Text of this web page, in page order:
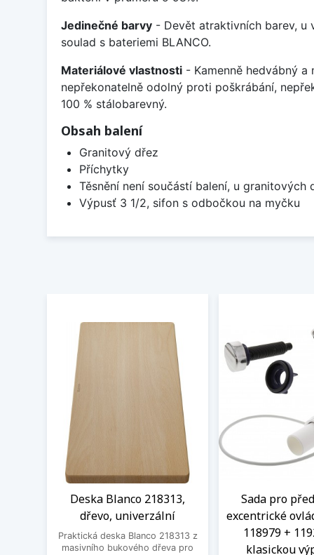
Jedinečné barvy - Devět atraktivních barev, u
soulad s bateriemi BLANCO.
Materiálové vlastnosti - Kamenně hedvábný
nepřekonatelně odolný proti poškrábání,
100 % stálobarevný.
Obsah balení
Granitový dřez
Příchytky
Těsnění není součástí balení, u
Výpusť 3 1/2, sifon s odbočkou na myčku
Deska Blanco 218313,
dřevo, univerzální
Praktická deska Blanco 218313 z
masivního bukového dřeva pro
Sada pro
excentrické
118979 +
klasickou